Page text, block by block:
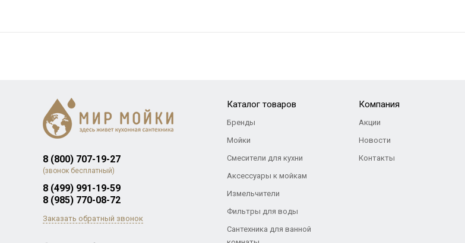
8 (800) 707-19-27
(звонок бесплатный)
8 (499) 991-19-59
8 (985) 770-08-72
Заказать обратный звонок
Каталог товаров
Бренды
Мойки
Смесители для кухни
Аксессуары к мойкам
Измельчители
Фильтры для воды
Сантехника для ванной
Компания
Акции
Новости
Контакты